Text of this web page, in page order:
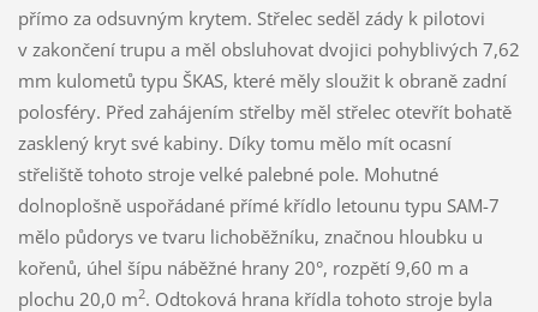
přímo za odsuvným krytem. Střelec seděl zády k pilotovi
v zakončení trupu a měl obsluhovat dvojici pohyblivých 7,62
mm kulometů typu ŠKAS, které měly sloužit k obraně zadní
polosféry. Před zahájením střelby měl střelec otevřít bohatě
zasklený kryt své kabiny. Díky tomu mělo mít ocasní
střeliště tohoto stroje velké palebné pole. Mohutné
dolnoplošně uspořádané přímé křídlo letounu typu SAM-7
mělo půdorys ve tvaru lichoběžníku, značnou hloubku u
kořenů, úhel šípu náběžné hrany 20°, rozpětí 9,60 m a
plochu 20,0 m2. Odtoková hrana křídla tohoto stroje byla